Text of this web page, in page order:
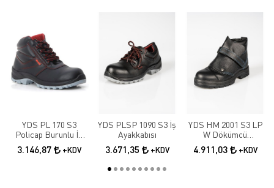
YDS PL 170 S3
Policap Burunlu İş
Botu
3.146,87 +KDV
YDS PLSP 1090 S3 İş
Ayakkabısı
3.671,35 +KDV
YDS HM 2001 S3 LP
W Dökümcü
Ayakkabısı
4.911,03 +KDV